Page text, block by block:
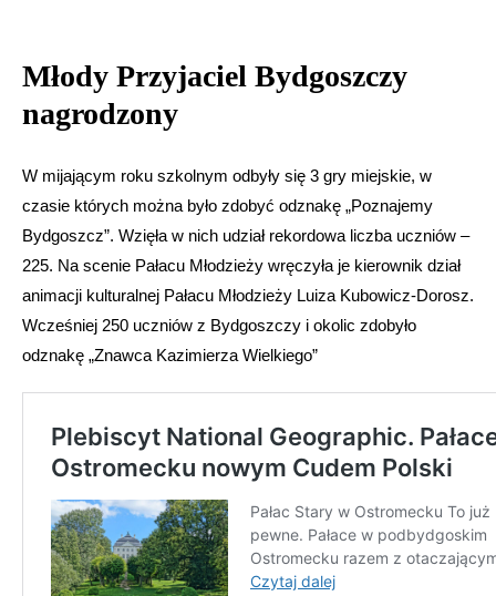
Młody Przyjaciel Bydgoszczy
nagrodzony
W mijającym roku szkolnym odbyły się 3 gry miejskie, w
czasie których można było zdobyć odznakę „Poznajemy
Bydgoszcz”. Wzięła w nich udział rekordowa liczba uczniów –
225. Na scenie Pałacu Młodzieży wręczyła je kierownik dział
animacji kulturalnej Pałacu Młodzieży Luiza Kubowicz-Dorosz.
Wcześniej 250 uczniów z Bydgoszczy i okolic zdobyło
odznakę „Znawca Kazimierza Wielkiego”